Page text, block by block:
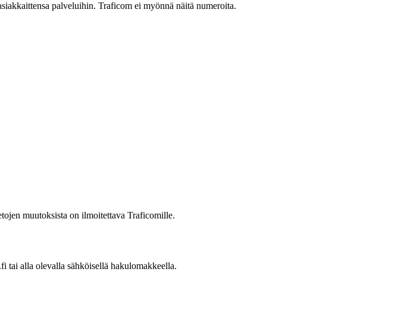
palveluihin. Traficom ei myönnä näitä numeroita.
muutoksista on ilmoitettava Traficomille.
tai alla olevalla sähköisellä hakulomakkeella.